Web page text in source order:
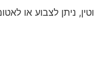
ניתן לצבוע או